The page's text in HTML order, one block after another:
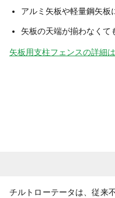
アルミ矢板や軽量鋼矢板
矢板の天端が揃わなくて
矢板用支柱フェンスの詳細
チルトローテータは、従来